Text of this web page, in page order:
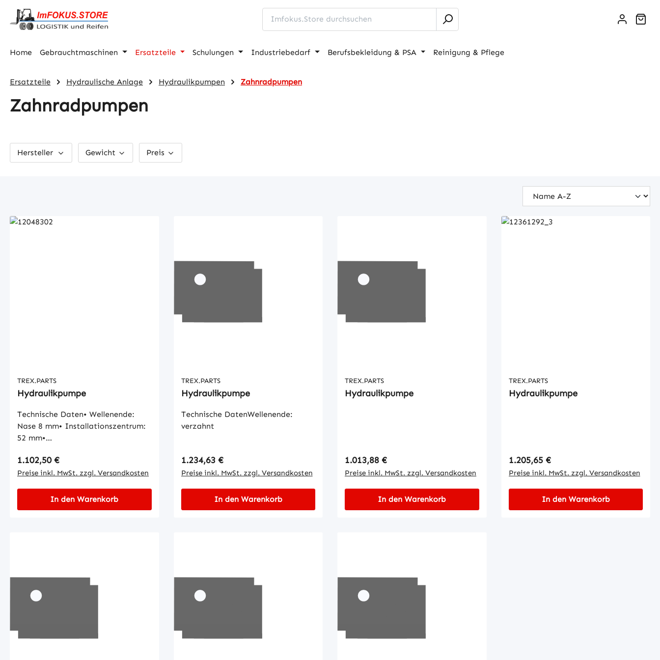
Hauptinhalt springen
Zur Suche springen
Zur Hauptnavigation springen
Home Gebrauchtmaschinen Ersatzteile Schulungen Industriebedarf Berufsbekleidung & PSA Reinigung & Pflege
Ersatzteile Hydraulische Anlage Hydraulikpumpen Zahnradpumpen
Zahnradpumpen
Hersteller Gewicht Preis
TREX.PARTS
Hydraulikpumpe
Technische Daten• Wellenende:
Nase 8 mm• Installationszentrum:
52 mm•
Regulärer Preis:
1.102,50 €
Preise inkl. MwSt. zzgl. Versandkosten
In den Warenkorb
TREX.PARTS
Hydraulikpumpe
Technische DatenWellenende:
verzahnt
Regulärer Preis:
1.234,63 €
Preise inkl. MwSt. zzgl. Versandkosten
In den Warenkorb
TREX.PARTS
Hydraulikpumpe
Regulärer Preis:
1.013,88 €
Preise inkl. MwSt. zzgl. Versandkosten
In den Warenkorb
TREX.PARTS
Hydraulikpumpe
Regulärer Preis:
1.205,65 €
Preise inkl. MwSt. zzgl. Versandkosten
In den Warenkorb